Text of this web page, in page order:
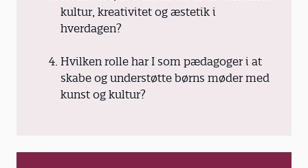
kultur, kreativitet og æstetik i
hverdagen?
Hvilken rolle har I som pædagoger i at
skabe og understøtte børns møder med
kunst og kultur?